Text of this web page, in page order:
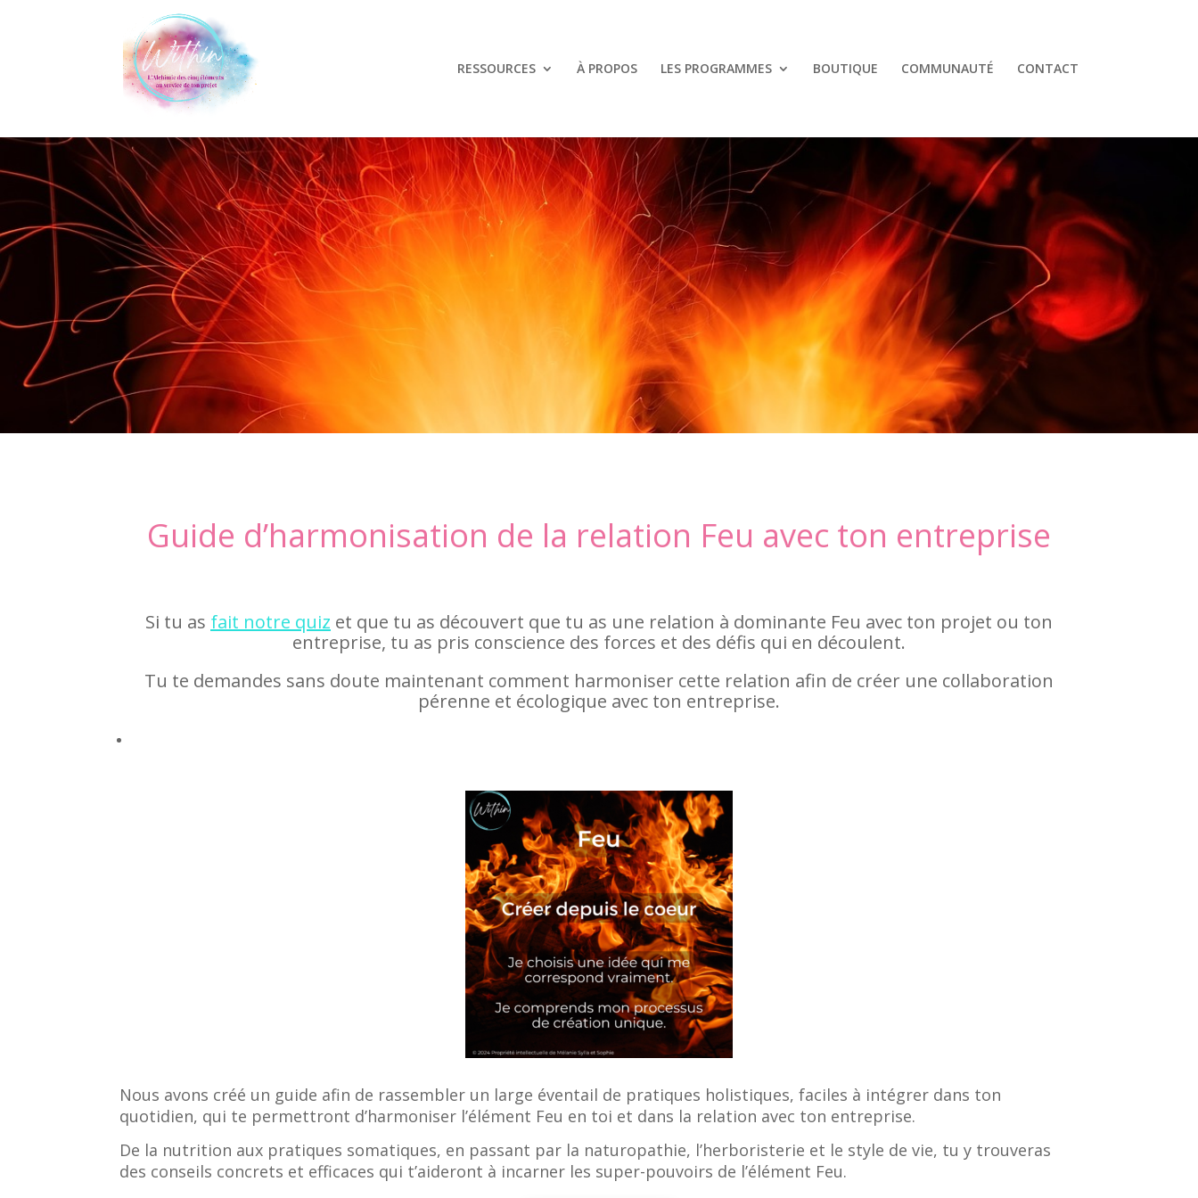
RESSOURCES À PROPOS LES PROGRAMMES BOUTIQUE COMMUNAUTÉ CONTACT
Guide d’harmonisation de la relation Feu avec ton entreprise
Si tu as fait notre quiz et que tu as découvert que tu as une relation à dominante Feu avec ton projet ou ton
entreprise, tu as pris conscience des forces et des défis qui en découlent.
Tu te demandes sans doute maintenant comment harmoniser cette relation afin de créer une collaboration
pérenne et écologique avec ton entreprise.
Nous avons créé un guide afin de rassembler un large éventail de pratiques holistiques, faciles à intégrer dans ton
quotidien, qui te permettront d’harmoniser l’élément Feu en toi et dans la relation avec ton entreprise.
De la nutrition aux pratiques somatiques, en passant par la naturopathie, l’herboristerie et le style de vie, tu y trouveras
des conseils concrets et efficaces qui t’aideront à incarner les super-pouvoirs de l’élément Feu.